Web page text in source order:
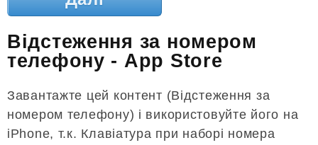
Відстеження за номером
телефону - App Store
Завантажте цей контент (Відстеження за
номером телефону) і використовуйте його на
iPhone, т.к. Клавіатура при наборі номера